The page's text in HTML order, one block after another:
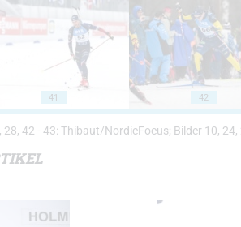
41 42
28, 42 - 43: Thibaut/NordicFocus; Bilder 10,